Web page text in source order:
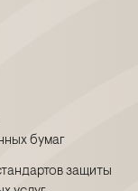
бумаг
защиты